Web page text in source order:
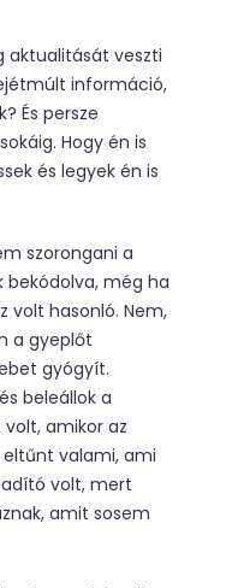
aktualitását veszti
információ,
És persze
Hogy én is
és legyek én is
szorongani a
bekódolva, még ha
volt hasonló. Nem,
a gyeplőt
gyógyít.
beleállok a
amikor az
valami, ami
volt, mert
amit sosem